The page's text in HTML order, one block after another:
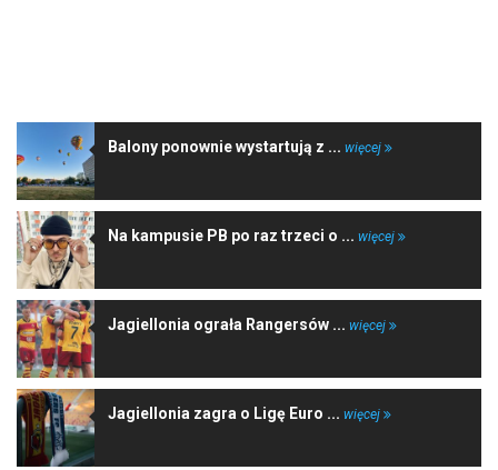
Balony ponownie wystartują z ... więcej
Na kampusie PB po raz trzeci o ... więcej
Jagiellonia ograła Rangersów ... więcej
Jagiellonia zagra o Ligę Euro ... więcej